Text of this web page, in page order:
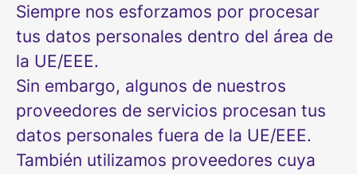
Siempre nos esforzamos por procesar
tus datos personales dentro del área de
la UE/EEE.
Sin embargo, algunos de nuestros
proveedores de servicios procesan tus
datos personales fuera de la UE/EEE.
También utilizamos proveedores cuya